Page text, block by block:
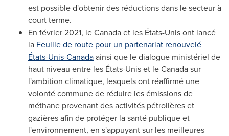
est possible d'obtenir des réductions dans le secteur à
court terme.
En février 2021, leCanadaet les États-Unis ont lancé
la Feuille de route pour un partenariat renouvelé
États-Unis-Canadaainsi que le dialogue ministériel de
haut niveau entre les États-Unis et leCanadasur
l'ambition climatique, lesquels ont réaffirmé une
volonté commune de réduire les émissions de
méthane provenant des activités pétrolières et
gazières afin de protéger la santé publique et
l'environnement, en s'appuyant sur les meilleures